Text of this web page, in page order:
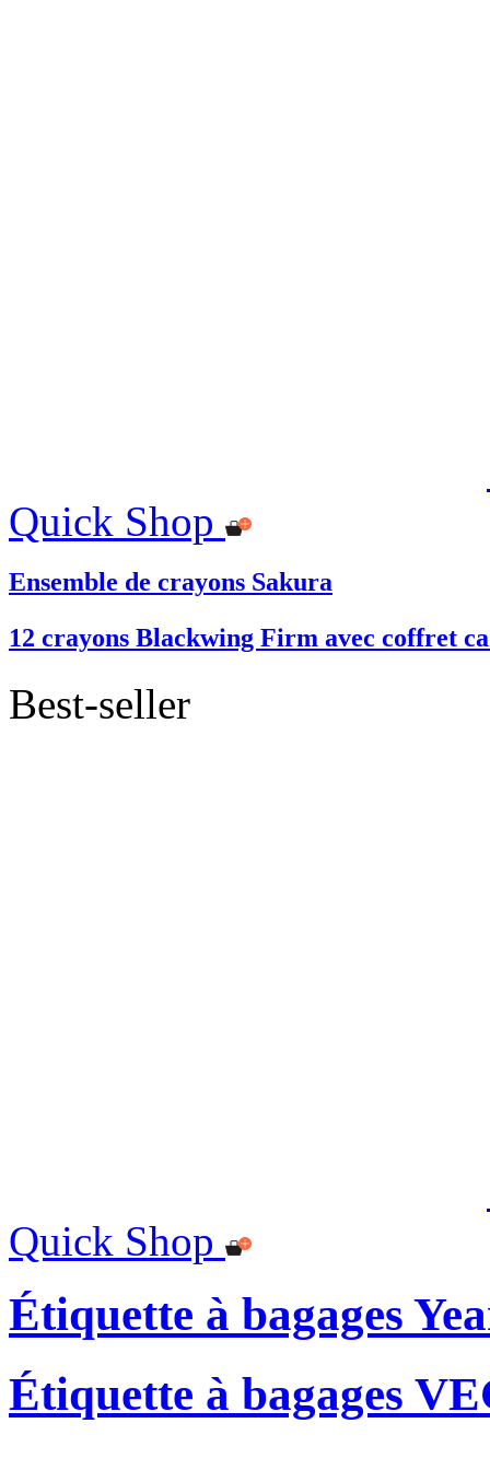
Quick Shop
Ensemble de crayons Sakura
12 crayons Blackwing Firm avec coffret
Best-seller
Quick Shop
Étiquette à bagages
Étiquette à bagages